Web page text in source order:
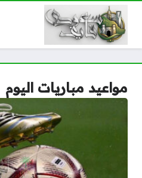
مواعيد مباريات اليوم